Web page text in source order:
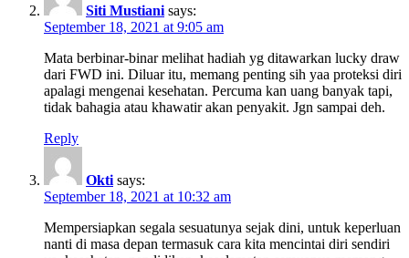
Siti Mustiani says:
September 18, 2021 at 9:05 am
Mata berbinar-binar melihat hadiah yg ditawarkan lucky draw
dari FWD ini. Diluar itu, memang penting sih yaa proteksi diri
apalagi mengenai kesehatan. Percuma kan uang banyak tapi,
tidak bahagia atau khawatir akan penyakit. Jgn sampai deh.
Reply
Okti says:
September 18, 2021 at 10:32 am
Mempersiapkan segala sesuatunya sejak dini, untuk keperluan
nanti di masa depan termasuk cara kita mencintai diri sendiri